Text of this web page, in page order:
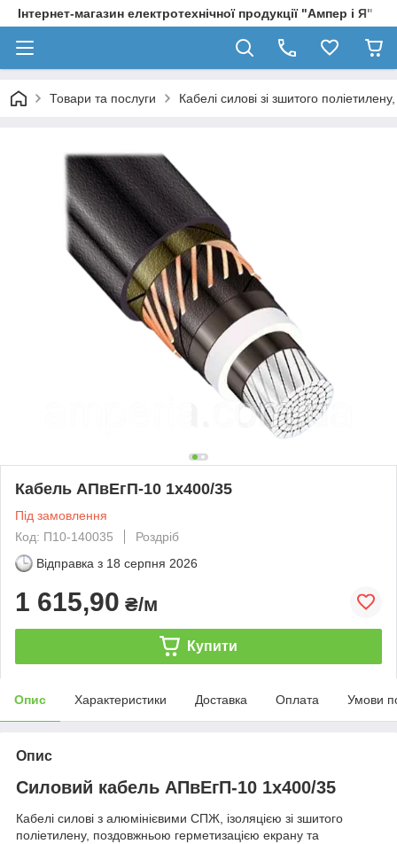
Інтернет-магазин електротехнічної продукції "Ампер і Я"
Товари та послуги Кабелі силові зі зшитого
Кабель АПвЕгП-10 1х400/35
Під замовлення
Код: П10-140035
Роздріб
Відправка з 18 серпня 2026
1 615,90 ₴/м
Купити
Опис Характеристики Доставка Оплата Умови
Опис
Силовий кабель АПвЕгП-10 1х400/35
Кабелі силові з алюмінієвими СПЖ, ізоляцією зі зшитого
поліетилену, поздовжньою герметизацією екрану та